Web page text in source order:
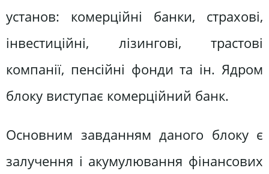
установ: комерційні банки, страхові,
інвестиційні, лізингові, трастові
компанії, пенсійні фонди та ін. Ядром
блоку виступає комерційний банк.
Основним завданням даного блоку є
залучення і акумулювання фінансових